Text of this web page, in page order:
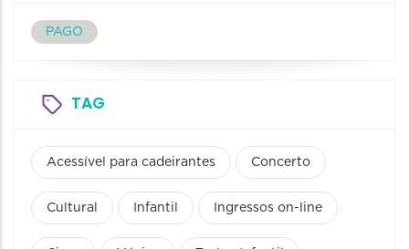
PAGO
TAG
Acessível para cadeirantes Concerto
Cultural Infantil Ingressos on-line